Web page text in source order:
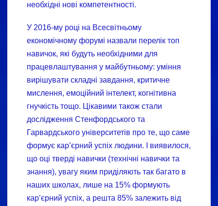
необхідні нові компетентності.
У 2016-му році на Всесвітньому
економічному форумі назвали перелік топ
навичок, які будуть необхідними для
працевлаштування у майбутньому: уміння
вирішувати складні завдання, критичне
мислення, емоційний інтелект, когнітивна
гнучкість тощо. Цікавими також стали
дослідження Стенфордського та
Гарвардського університетів про те, що саме
формує кар’єрний успіх людини. І виявилося,
що оці тверді навички (технічні навички та
знання), увагу яким приділяють так багато в
наших школах, лише на 15% формують
кар’єрний успіх, а решта 85% залежить від